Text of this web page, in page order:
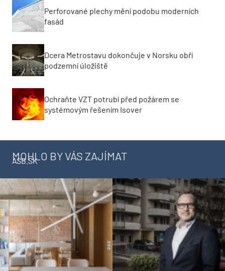
Perforované plechy mění podobu moderních
fasád
Dcera Metrostavu dokončuje v Norsku obří
podzemní úložiště
Ochraňte VZT potrubí před požárem se
systémovým řešením Isover
MOHLO BY VÁS ZAJÍMAT
ASB.SK